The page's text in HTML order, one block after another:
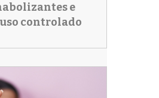
e
controlado